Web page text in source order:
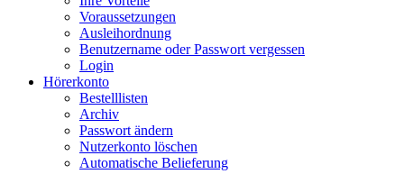
Voraussetzungen
Ausleihordnung
Benutzername oder Passwort vergessen
Login
Hörerkonto
Bestelllisten
Archiv
Passwort ändern
Nutzerkonto löschen
Automatische Belieferung